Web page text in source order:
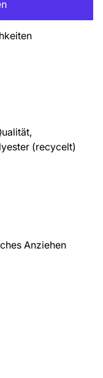
(recycelt)
Anziehen